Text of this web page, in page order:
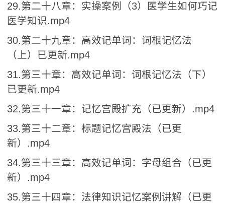
29.第二十八章：实操案例（3）医学生如何巧记
医学知识.mp4
30.第二十九章：高效记单词：词根记忆法
（上）已更新.mp4
31.第三十章：高效记单词：词根记忆法（下）
已更新.mp4
32.第三十一章：记忆宫殿扩充（已更新）.mp4
33.第三十二章：标题记忆宫殿法（已更
新）.mp4
34.第三十三章：高效记单词：字母组合（已更
新）.mp4
35.第三十四章：法律知识记忆案例讲解（已更